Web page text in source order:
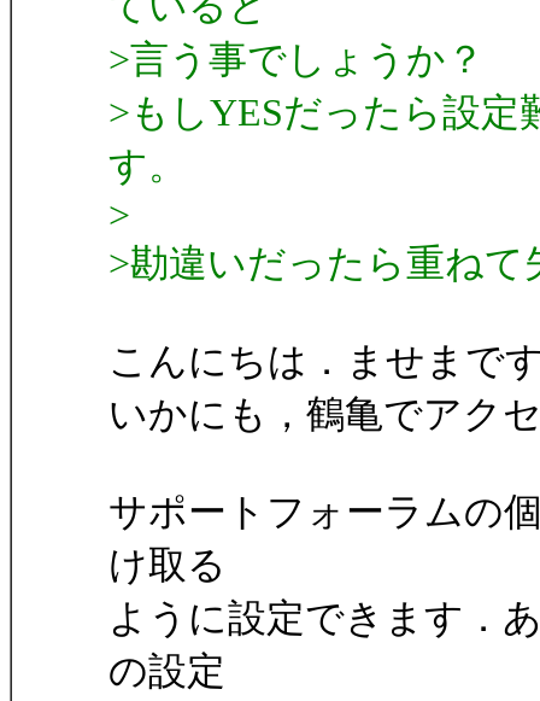
>言う事でしょうか？
>もしYESだったら設
す。
>
>勘違いだったら重ねて
こんにちは．ませまで
いかにも，鶴亀でアク
サポートフォーラムの
け取る
ように設定できます．
の設定